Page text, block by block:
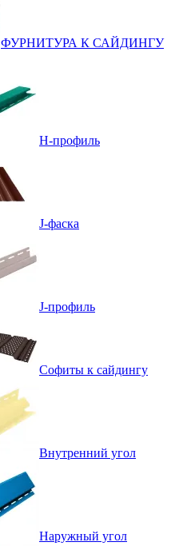
ФУРНИТУРА К САЙДИНГУ
Н-профиль
J-фаска
J-профиль
Софиты к сайдингу
Внутренний угол
Наружный угол